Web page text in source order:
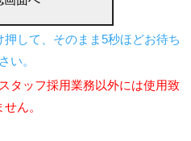
して、そのまま5秒ほどお待ち
い。
タッフ採用業務以外には使用致
せん。